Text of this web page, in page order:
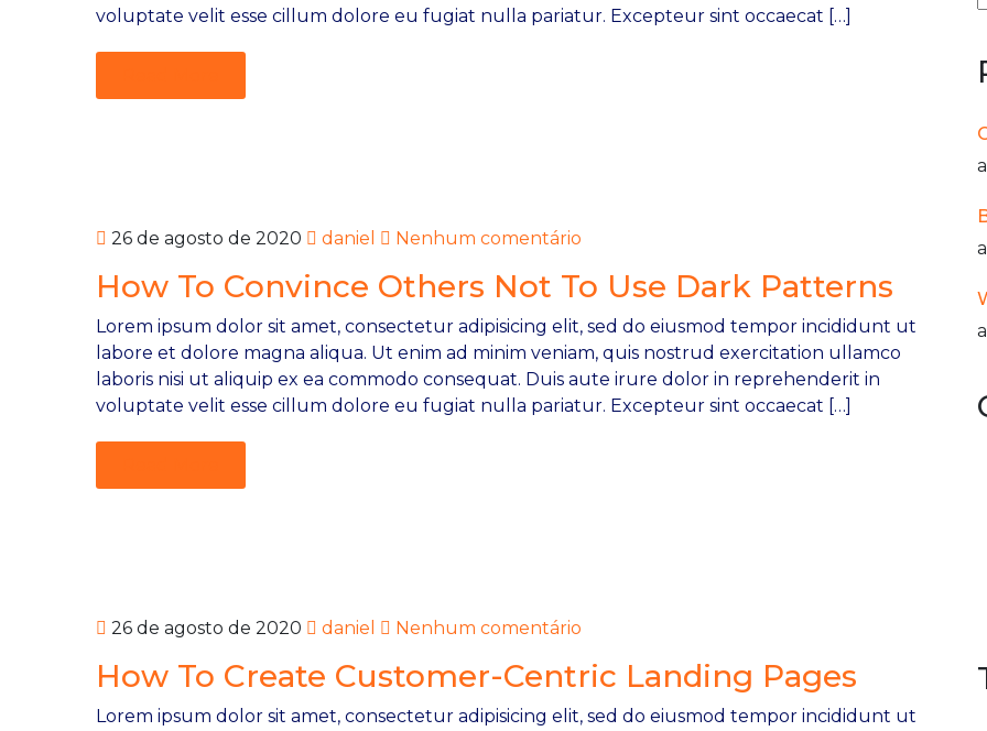
voluptate velit esse cillum dolore eu fugiat nulla pariatur. Excepteur sint occaecat […]
26 de agosto de 2020 daniel Nenhum comentário
How To Convince Others Not To Use Dark Patterns
Lorem ipsum dolor sit amet, consectetur adipisicing elit, sed do eiusmod tempor incididunt ut
labore et dolore magna aliqua. Ut enim ad minim veniam, quis nostrud exercitation ullamco
laboris nisi ut aliquip ex ea commodo consequat. Duis aute irure dolor in reprehenderit in
voluptate velit esse cillum dolore eu fugiat nulla pariatur. Excepteur sint occaecat […]
26 de agosto de 2020 daniel Nenhum comentário
How To Create Customer-Centric Landing Pages
Lorem ipsum dolor sit amet, consectetur adipisicing elit, sed do eiusmod tempor incididunt ut